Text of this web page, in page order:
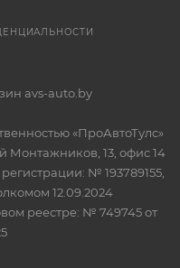
avs-auto.by
«ПроАвтоТулс»
Монтажников, 13, офис 14
№ 193789155,
12.09.2024
реестре: № 749745 от